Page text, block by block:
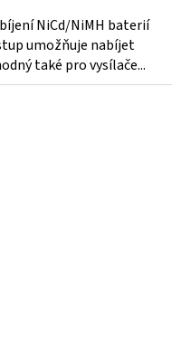
NiCd/NiMH baterií
umožňuje nabíjet
také pro vysílače...